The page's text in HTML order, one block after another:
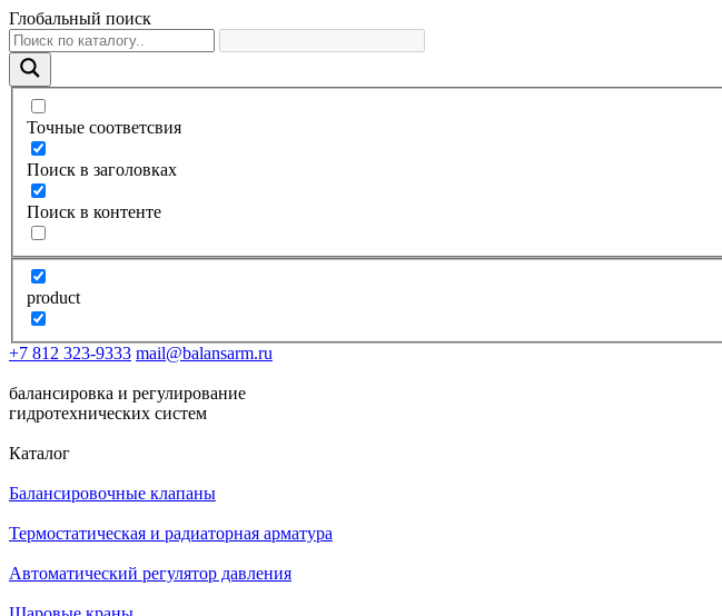
Глобальный поиск
Точные соответсвия
Поиск в заголовках
Поиск в контенте
product
+7 812 323-9333 mail@balansarm.ru
балансировка и регулирование
гидротехнических систем
Каталог
Балансировочные клапаны
Термостатическая и радиаторная арматура
Автоматический регулятор давления